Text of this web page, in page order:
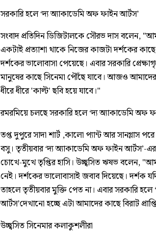
সরকারি হলে ‘দ্য অ্যাকাডেমি অফ ফাইন আর্টস’
সংবাদ প্রতিদিন ডিজিটালকে সৌরভ দাস বলেন,
একটাই প্রত্যাশা থাকে নিজের কাজটা দর্শকের
দর্শকের ভালোবাসা পেয়েছে। এবার সরকারি
মানুষের কাছে সিনেমা পৌঁছে যাবে। আজও
ধীরে ধীরে 'কাল্ট' ছবি হয়ে যাবে।"
রমরমিয়ে চলছে সরকারি হলে ‘দ্য অ্যাকাডেমি অফ
তপ্ত দুপুরে সাদা শার্ট ,কালো প্যান্ট আর সানগ্লাস
বসু। তৃতীয়বার ‘দ্য অ্যাকাডেমি অফ ফাইন আর্টস’-
চোখে-মুখে তৃপ্তির হাসি। উচ্ছ্বসিত ঋষভ বলেন,
নেই। দর্শকের ভালোবাসাই জবাব দিয়েছে। দর্শক
তাহলে তৃতীয়বার মুক্তি পেত না। এবার সরকারি
আর্টস’দেখানো হচ্ছে এটা আমাদের কাছে বিরাট
উচ্ছ্বসিত সিনেমার কলাকুশলীরা